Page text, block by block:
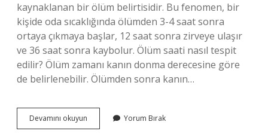
kaynaklanan bir ölüm belirtisidir. Bu fenomen, bir
kişide oda sıcaklığında ölümden 3-4 saat sonra
ortaya çıkmaya başlar, 12 saat sonra zirveye ulaşır
ve 36 saat sonra kaybolur. Ölüm saati nasıl tespit
edilir? Ölüm zamanı kanın donma derecesine göre
de belirlenebilir. Ölümden sonra kanın…
Devamını okuyun
Lekesi
Yorum Bırak